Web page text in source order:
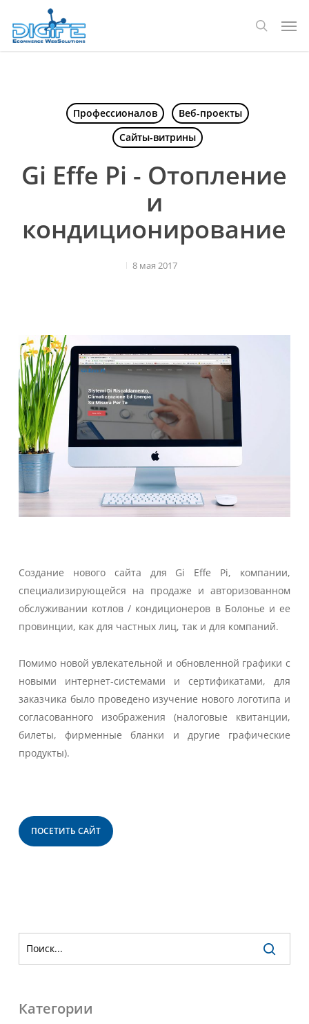
основному
поиск
Профессионалов
Веб-проекты
Сайты-витрины
Gi Effe Pi - Отопление
и
кондиционирование
8 мая 2017
Создание нового сайта для Gi Effe Pi, компании,
специализирующейся на продаже и авторизованном
обслуживании котлов / кондиционеров в Болонье и ее
провинции, как для частных лиц, так и для компаний.
Помимо новой увлекательной и обновленной графики с
новыми интернет-системами и сертификатами, для
заказчика было проведено изучение нового логотипа и
согласованного изображения (налоговые квитанции,
билеты, фирменные бланки и другие графические
продукты).
ПОСЕТИТЬ САЙТ
Категории